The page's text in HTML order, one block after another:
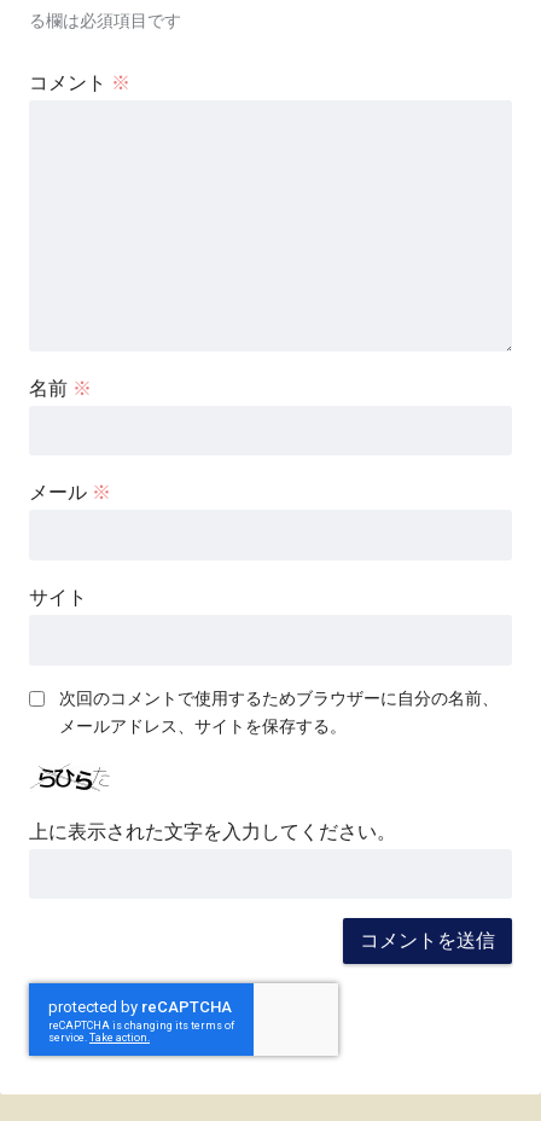
る欄は必須項目です
コメント ※
名前 ※
メール ※
サイト
次回のコメントで使用するためブラウザーに自分の名前、
メールアドレス、サイトを保存する。
上に表示された文字を入力してください。